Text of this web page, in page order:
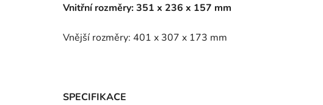
Vnitřní rozměry: 351 x 236 x 157 mm
Vnější rozměry: 401 x 307 x 173 mm
SPECIFIKACE